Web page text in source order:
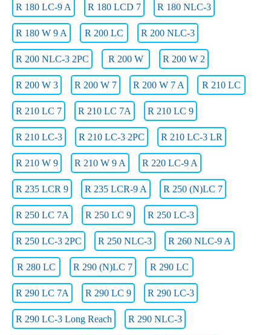
R 180 LC-9 A R 180 LCD 7 R 180 NLC-3
R 180 W 9 A R 200 LC R 200 NLC-3
R 200 NLC-3 2PC R 200 W R 200 W 2
R 200 W 3 R 200 W 7 R 200 W 7 A R 210 LC
R 210 LC 7 R 210 LC 7A R 210 LC 9
R 210 LC-3 R 210 LC-3 2PC R 210 LC-3 LR
R 210 W 9 R 210 W 9 A R 220 LC-9 A
R 235 LCR 9 R 235 LCR-9 A R 250 (N)LC 7
R 250 LC 7A R 250 LC 9 R 250 LC-3
R 250 LC-3 2PC R 250 NLC-3 R 260 NLC-9 A
R 280 LC R 290 (N)LC 7 R 290 LC
R 290 LC 7A R 290 LC 9 R 290 LC-3
R 290 LC-3 Long Reach R 290 NLC-3